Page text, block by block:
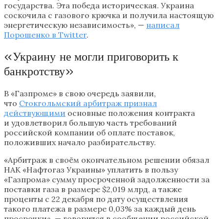
государства. Эта победа историческая. Украина
соскочила с газового крючка и получила настоящую
энергетическую независимость», — написал
Порошенко в Twitter.
«Украину не могли приговорить к
банкротству»
В «Газпроме» в свою очередь заявили,
что Стокгольмский арбитраж признал
действующими основные положения контракта
и удовлетворил большую часть требований
российской компании об оплате поставок,
положивших начало разбирательству.
«Арбитраж в своём окончательном решении обязал
НАК «Нафтогаз Украины» уплатить в пользу
«Газпрома» сумму просроченной задолженности за
поставки газа в размере $2,019 млрд, а также
проценты с 22 декабря по дату осуществления
такого платежа в размере 0,03% за каждый день